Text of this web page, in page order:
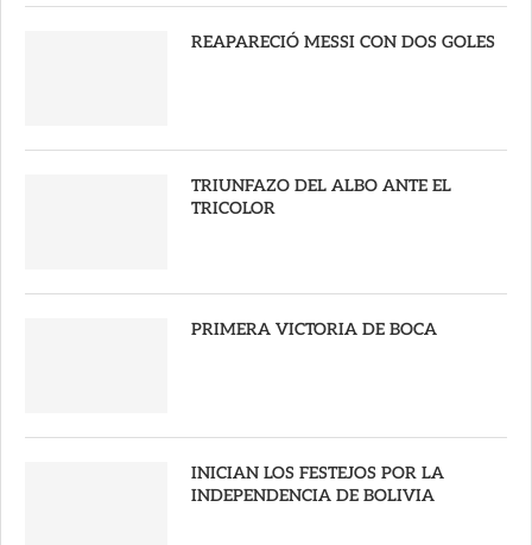
REAPARECIÓ MESSI CON DOS GOLES
TRIUNFAZO DEL ALBO ANTE EL
TRICOLOR
PRIMERA VICTORIA DE BOCA
INICIAN LOS FESTEJOS POR LA
INDEPENDENCIA DE BOLIVIA